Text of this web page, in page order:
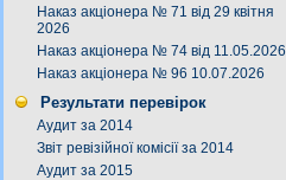
Наказ акціонера № 71 від 29 квітня
2026
Наказ акціонера № 74 від 11.05.2026
Наказ акціонера № 96 10.07.2026
Результати перевірок
Аудит за 2014
Звіт ревізійної комісії за 2014
Аудит за 2015